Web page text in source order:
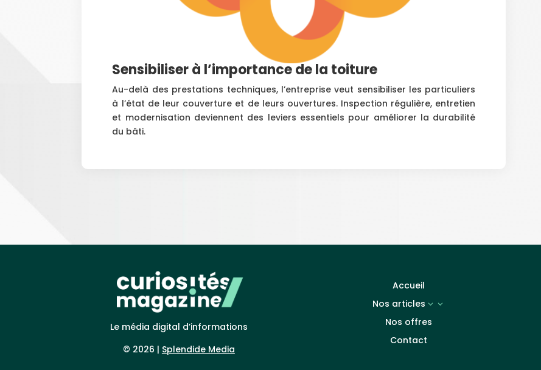
Sensibiliser à l’importance de la toiture
Au-delà des prestations techniques, l’entreprise veut sensibiliser les particuliers
à l’état de leur couverture et de leurs ouvertures. Inspection régulière, entretien
et modernisation deviennent des leviers essentiels pour améliorer la durabilité
du bâti.
Le média digital d’informations
© 2026 | Splendide Media
Accueil
Nos articles
3
Nos offres
Contact